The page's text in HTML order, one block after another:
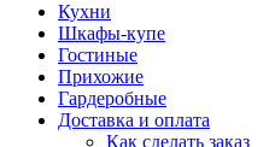
Кухни
Шкафы-купе
Гостиные
Прихожие
Гардеробные
Доставка и оплата
Как сделать заказ